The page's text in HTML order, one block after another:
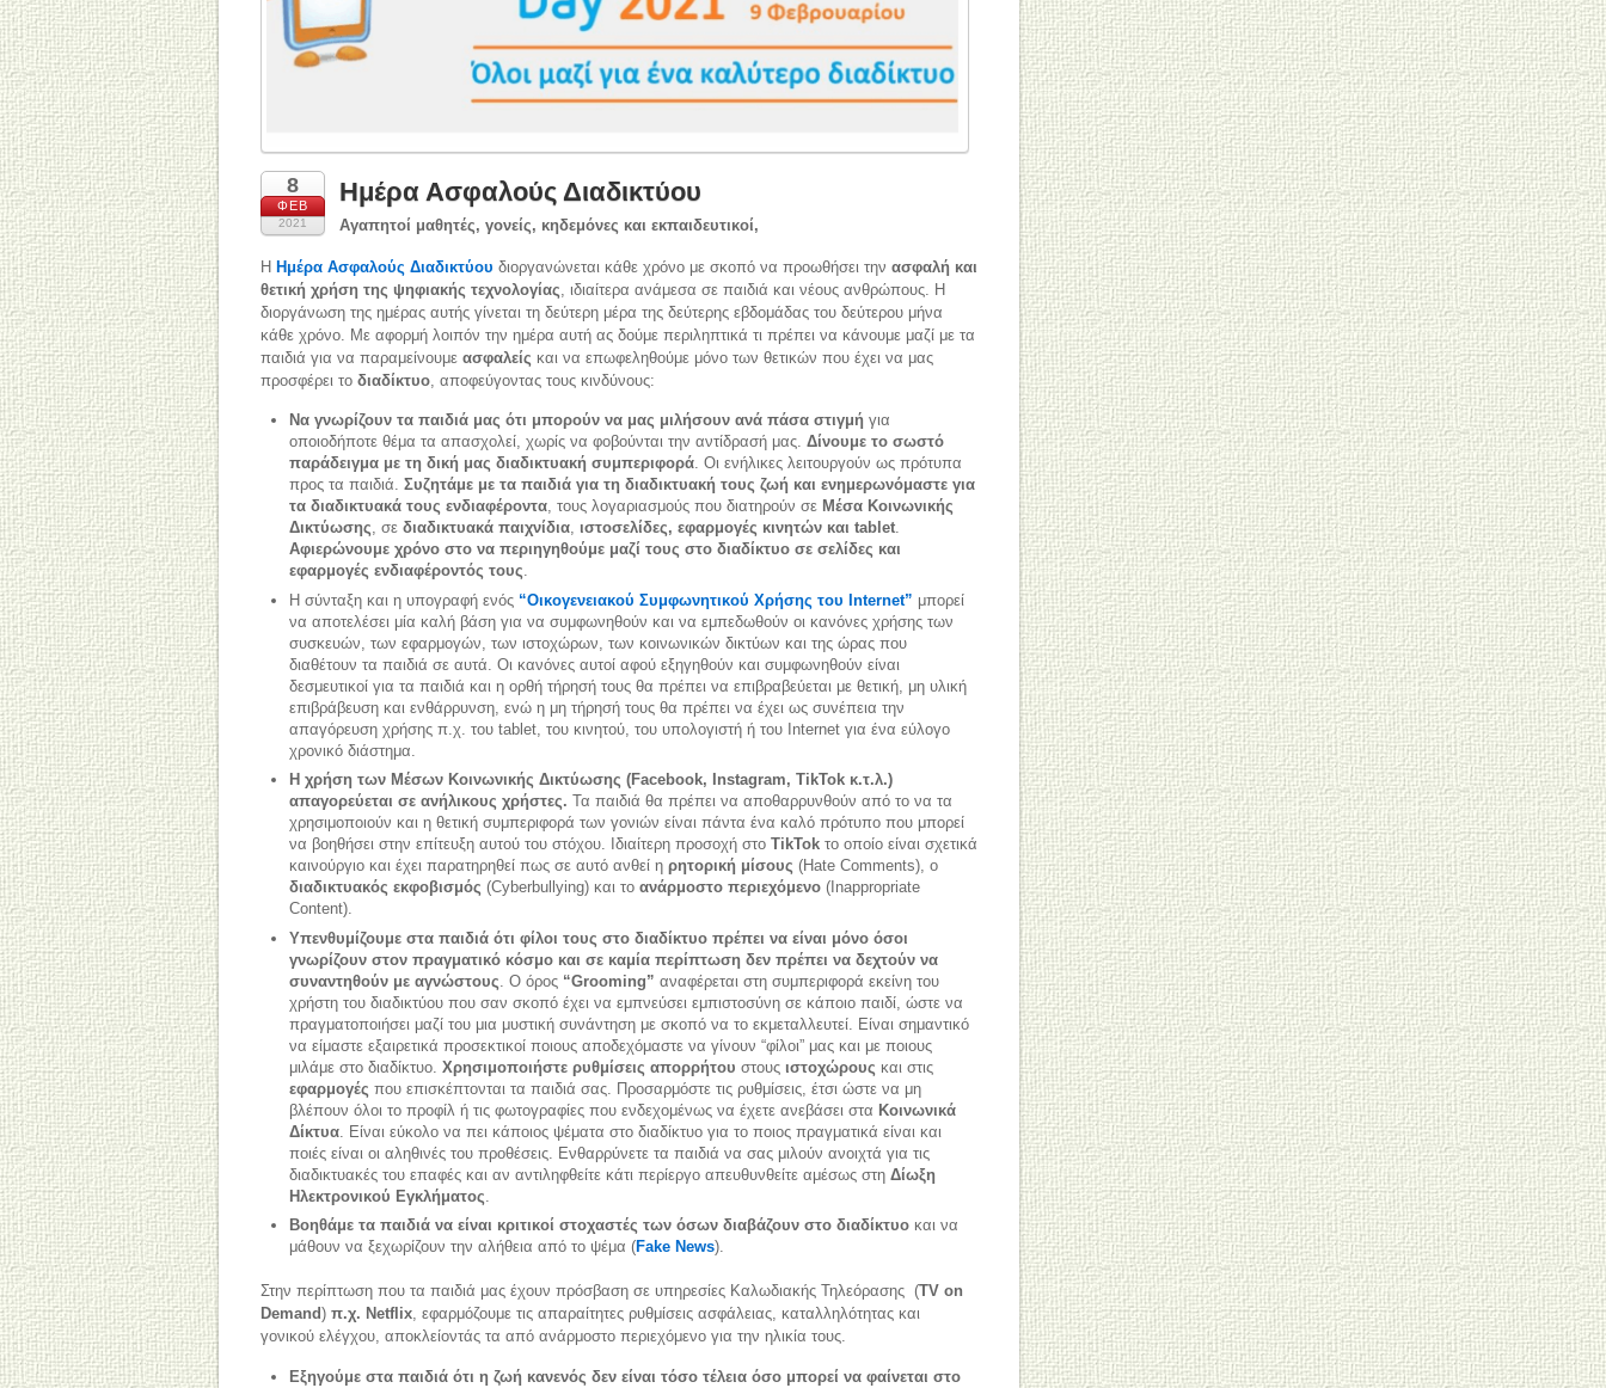
8
ΦΕΒ
2021
Ημέρα Ασφαλούς Διαδικτύου
Αγαπητοί μαθητές, γονείς, κηδεμόνες και εκπαιδευτικοί,
Η Ημέρα Ασφαλούς Διαδικτύου διοργανώνεται κάθε χρόνο με σκοπό να προωθήσει την ασφαλή και
θετική χρήση της ψηφιακής τεχνολογίας , ιδιαίτερα ανάμεσα σε παιδιά και νέους ανθρώπους. Η
διοργάνωση της ημέρας αυτής γίνεται τη δεύτερη μέρα της δεύτερης εβδομάδας του δεύτερου μήνα
κάθε χρόνο. Με αφορμή λοιπόν την ημέρα αυτή ας δούμε περιληπτικά τι πρέπει να κάνουμε μαζί με τα
παιδιά για να παραμείνουμε ασφαλείς και να επωφεληθούμε μόνο των θετικών που έχει να μας
προσφέρει το διαδίκτυο , αποφεύγοντας τους κινδύνους:
Να γνωρίζουν τα παιδιά μας ότι μπορούν να μας μιλήσουν ανά πάσα στιγμή για
οποιοδήποτε θέμα τα απασχολεί, χωρίς να φοβούνται την αντίδρασή μας. Δίνουμε το σωστό
παράδειγμα με τη δική μας διαδικτυακή συμπεριφορά. Οι ενήλικες λειτουργούν ως πρότυπα
προς τα παιδιά. Συζητάμε με τα παιδιά για τη διαδικτυακή τους ζωή και ενημερωνόμαστε για
τα διαδικτυακά τους ενδιαφέροντα, τους λογαριασμούς που διατηρούν σε Μέσα Κοινωνικής
Δικτύωσης, σε διαδικτυακά παιχνίδια, ιστοσελίδες, εφαρμογές κινητών και tablet.
Αφιερώνουμε χρόνο στο να περιηγηθούμε μαζί τους στο διαδίκτυο σε σελίδες και
εφαρμογές ενδιαφέροντός τους.
Η σύνταξη και η υπογραφή ενός “Οικογενειακού Συμφωνητικού Χρήσης του Internet” μπορεί
να αποτελέσει μία καλή βάση για να συμφωνηθούν και να εμπεδωθούν οι κανόνες χρήσης των
συσκευών, των εφαρμογών, των ιστοχώρων, των κοινωνικών δικτύων και της ώρας που
διαθέτουν τα παιδιά σε αυτά. Οι κανόνες αυτοί αφού εξηγηθούν και συμφωνηθούν είναι
δεσμευτικοί για τα παιδιά και η ορθή τήρησή τους θα πρέπει να επιβραβεύεται με θετική, μη υλική
επιβράβευση και ενθάρρυνση, ενώ η μη τήρησή τους θα πρέπει να έχει ως συνέπεια την
απαγόρευση χρήσης π.χ. του tablet, του κινητού, του υπολογιστή ή του Internet για ένα εύλογο
χρονικό διάστημα.
Η χρήση των Μέσων Κοινωνικής Δικτύωσης (Facebook, Instagram, TikTok κ.τ.λ.)
απαγορεύεται σε ανήλικους χρήστες. Τα παιδιά θα πρέπει να αποθαρρυνθούν από το να τα
χρησιμοποιούν και η θετική συμπεριφορά των γονιών είναι πάντα ένα καλό πρότυπο που μπορεί
να βοηθήσει στην επίτευξη αυτού του στόχου. Ιδιαίτερη προσοχή στο TikTok το οποίο είναι σχετικά
καινούργιο και έχει παρατηρηθεί πως σε αυτό ανθεί η ρητορική μίσους (Hate Comments), ο
διαδικτυακός εκφοβισμός (Cyberbullying) και το ανάρμοστο περιεχόμενο (Inappropriate
Content).
Υπενθυμίζουμε στα παιδιά ότι φίλοι τους στο διαδίκτυο πρέπει να είναι μόνο όσοι
γνωρίζουν στον πραγματικό κόσμο και σε καμία περίπτωση δεν πρέπει να δεχτούν να
συναντηθούν με αγνώστους . Ο όρος “Grooming” αναφέρεται στη συμπεριφορά εκείνη του
χρήστη του διαδικτύου που σαν σκοπό έχει να εμπνεύσει εμπιστοσύνη σε κάποιο παιδί, ώστε να
πραγματοποιήσει μαζί του μια μυστική συνάντηση με σκοπό να το εκμεταλλευτεί. Είναι σημαντικό
να είμαστε εξαιρετικά προσεκτικοί ποιους αποδεχόμαστε να γίνουν “φίλοι” μας και με ποιους
μιλάμε στο διαδίκτυο. Χρησιμοποιήστε ρυθμίσεις απορρήτου στους ιστοχώρους και στις
εφαρμογές που επισκέπτονται τα παιδιά σας. Προσαρμόστε τις ρυθμίσεις, έτσι ώστε να μη
βλέπουν όλοι το προφίλ ή τις φωτογραφίες που ενδεχομένως να έχετε ανεβάσει στα Κοινωνικά
Δίκτυα . Είναι εύκολο να πει κάποιος ψέματα στο διαδίκτυο για το ποιος πραγματικά είναι και
ποιές είναι οι αληθινές του προθέσεις. Ενθαρρύνετε τα παιδιά να σας μιλούν ανοιχτά για τις
διαδικτυακές του επαφές και αν αντιληφθείτε κάτι περίεργο απευθυνθείτε αμέσως στη Δίωξη
Ηλεκτρονικού Εγκλήματος
Βοηθάμε τα παιδιά να είναι κριτικοί στοχαστές των όσων διαβάζουν στο διαδίκτυο και να
μάθουν να ξεχωρίζουν την αλήθεια από το ψέμα (Fake News).
Στην περίπτωση που τα παιδιά μας έχουν πρόσβαση σε υπηρεσίες Καλωδιακής Τηλεόρασης (TV on
Demand) π.χ. Netflix, εφαρμόζουμε τις απαραίτητες ρυθμίσεις ασφάλειας, καταλληλότητας και
γονικού ελέγχου, αποκλείοντάς τα από ανάρμοστο περιεχόμενο για την ηλικία τους.
Εξηγούμε στα παιδιά ότι η ζωή κανενός δεν είναι τόσο τέλεια όσο μπορεί να φαίνεται στο